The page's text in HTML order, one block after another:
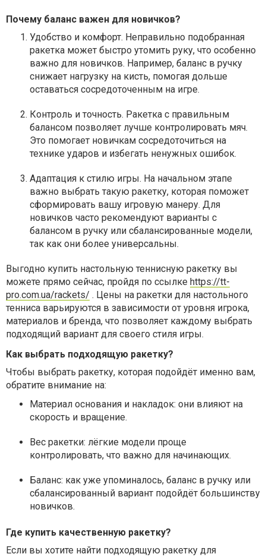
Почему баланс важен для новичков?
Удобство и комфорт. Неправильно подобранная
ракетка может быстро утомить руку, что особенно
важно для новичков. Например, баланс в ручку
снижает нагрузку на кисть, помогая дольше
оставаться сосредоточенным на игре.
Контроль и точность. Ракетка с правильным
балансом позволяет лучше контролировать мяч.
Это помогает новичкам сосредоточиться на
технике ударов и избегать ненужных ошибок.
Адаптация к стилю игры. На начальном этапе
важно выбрать такую ракетку, которая поможет
сформировать вашу игровую манеру. Для
новичков часто рекомендуют варианты с
балансом в ручку или сбалансированные модели,
так как они более универсальны.
Выгодно купить настольную теннисную ракетку вы
можете прямо сейчас, пройдя по ссылке https://tt-
pro.com.ua/rackets/ . Цены на ракетки для настольного
тенниса варьируются в зависимости от уровня игрока,
материалов и бренда, что позволяет каждому выбрать
подходящий вариант для своего стиля игры.
Как выбрать подходящую ракетку?
Чтобы выбрать ракетку, которая подойдёт именно вам,
обратите внимание на:
Материал основания и накладок: они влияют на
скорость и вращение.
Вес ракетки: лёгкие модели проще
контролировать, что важно для начинающих.
Баланс: как уже упоминалось, баланс в ручку или
сбалансированный вариант подойдёт большинству
новичков.
Где купить качественную ракетку?
Если вы хотите найти подходящую ракетку для